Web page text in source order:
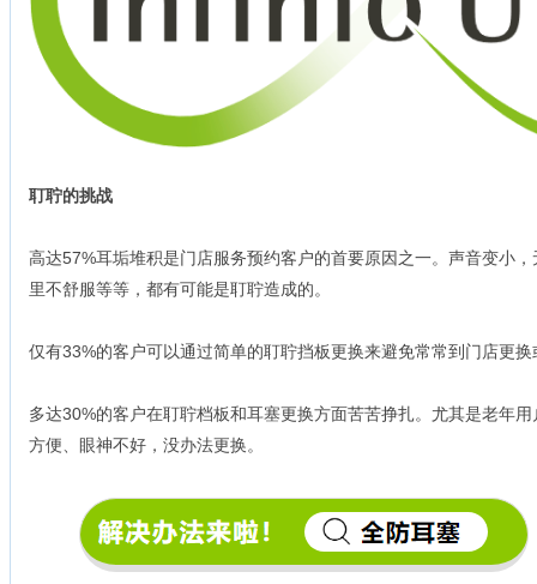
耵聍的挑战
高达57%耳垢堆积是门店服务预约客户的首要原因之一。声音变小
里不舒服等等，都有可能是耵聍造成的。
仅有33%的客户可以通过简单的耵聍挡板更换来避免常常到门店更换
多达30%的客户在耵聍档板和耳塞更换方面苦苦挣扎。尤其是老年
方便、眼神不好，没办法更换。